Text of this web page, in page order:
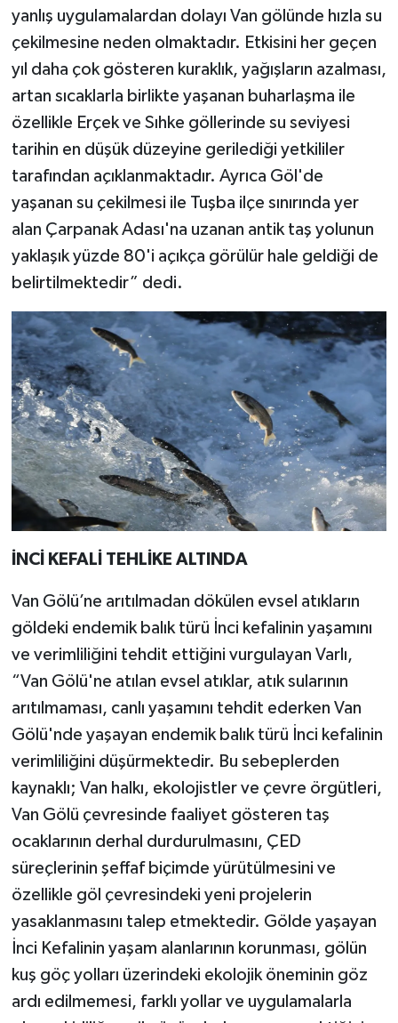
yanlış uygulamalardan dolayı Van gölünde hızla su
çekilmesine neden olmaktadır. Etkisini her geçen
yıl daha çok gösteren kuraklık, yağışların azalması,
artan sıcaklarla birlikte yaşanan buharlaşma ile
özellikle Erçek ve Sıhke göllerinde su seviyesi
tarihin en düşük düzeyine gerilediği yetkililer
tarafından açıklanmaktadır. Ayrıca Göl'de
yaşanan su çekilmesi ile Tuşba ilçe sınırında yer
alan Çarpanak Adası'na uzanan antik taş yolunun
yaklaşık yüzde 80'i açıkça görülür hale geldiği de
belirtilmektedir” dedi.
İNCİ KEFALİ TEHLİKE ALTINDA
Van Gölü’ne arıtılmadan dökülen evsel atıkların
göldeki endemik balık türü İnci kefalinin yaşamını
ve verimliliğini tehdit ettiğini vurgulayan Varlı,
“Van Gölü'ne atılan evsel atıklar, atık sularının
arıtılmaması, canlı yaşamını tehdit ederken Van
Gölü'nde yaşayan endemik balık türü İnci kefalinin
verimliliğini düşürmektedir. Bu sebeplerden
kaynaklı; Van halkı, ekolojistler ve çevre örgütleri,
Van Gölü çevresinde faaliyet gösteren taş
ocaklarının derhal durdurulmasını, ÇED
süreçlerinin şeffaf biçimde yürütülmesini ve
özellikle göl çevresindeki yeni projelerin
yasaklanmasını talep etmektedir. Gölde yaşayan
İnci Kefalinin yaşam alanlarının korunması, gölün
kuş göç yolları üzerindeki ekolojik öneminin göz
ardı edilmemesi, farklı yollar ve uygulamalarla